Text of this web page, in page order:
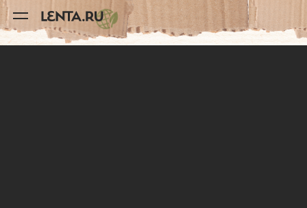
A
11